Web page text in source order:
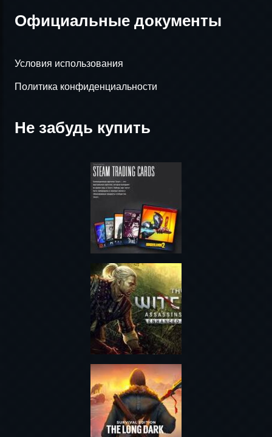
Официальные документы
Условия использования
Политика конфиденциальности
Не забудь купить